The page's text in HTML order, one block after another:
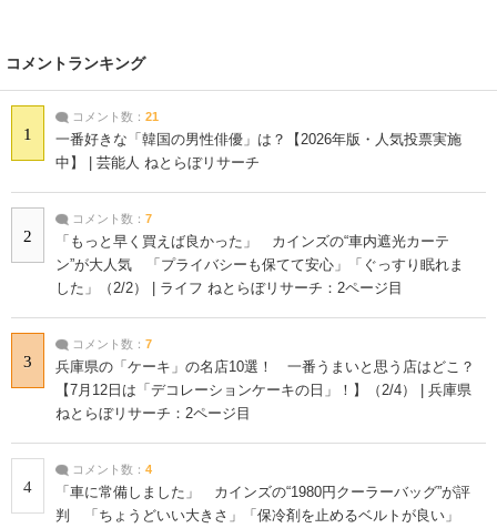
コメントランキング
1
コメント数： 21
一番好きな「韓国の男性俳優」は？【2026年版・人気投票実施
中】 | 芸能人 ねとらぼリサーチ
2
コメント数： 7
「もっと早く買えば良かった」 カインズの“車内遮光カーテ
ン”が大人気 「プライバシーも保てて安心」「ぐっすり眠れま
した」（2/2） | ライフ ねとらぼリサーチ：2ページ目
3
コメント数： 7
兵庫県の「ケーキ」の名店10選！ 一番うまいと思う店はどこ？
【7月12日は「デコレーションケーキの日」！】（2/4） | 兵庫県
ねとらぼリサーチ：2ページ目
4
コメント数： 4
「車に常備しました」 カインズの“1980円クーラーバッグ”が評
判 「ちょうどいい大きさ」「保冷剤を止めるベルトが良い」